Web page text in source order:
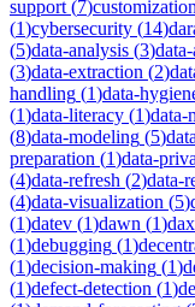
support (7)customization
(1)cybersecurity (14)
(5)data-analysis (3)
(3)data-extraction (2)
handling (1)data-
(1)data-literacy (1)data-
(8)data-modeling (5)
preparation (1)data-
(4)data-refresh (2)data-
(4)data-visualization (5)
(1)datev (1)dawn (1)dax
(1)debugging (1)
(1)decision-making (1)
(1)defect-detection (1)